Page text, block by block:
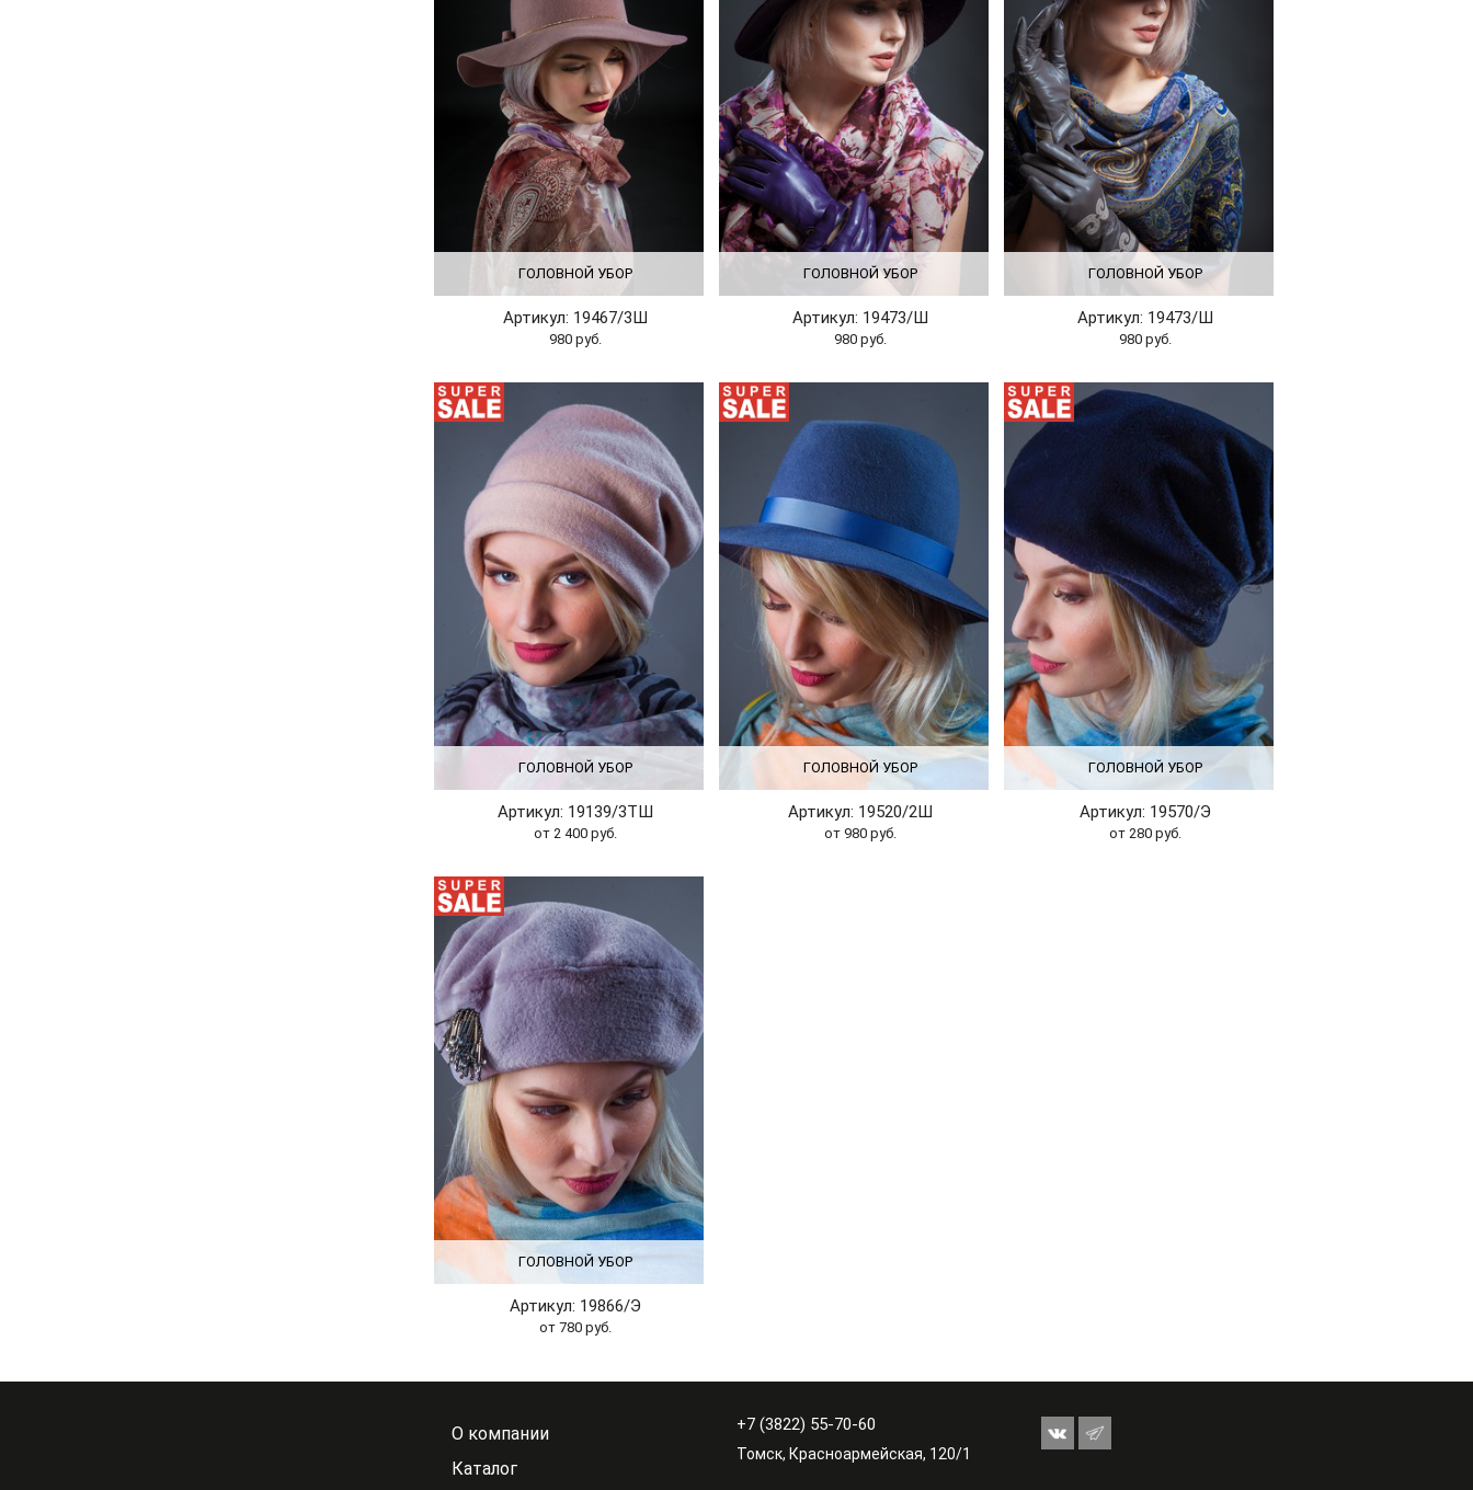
ГОЛОВНОЙ УБОР
Артикул: 19467/3Ш
980 руб.
ГОЛОВНОЙ УБОР
Артикул: 19473/Ш
980 руб.
ГОЛОВНОЙ УБОР
Артикул: 19473/Ш
980 руб.
ГОЛОВНОЙ УБОР
Артикул: 19139/3ТШ
от 2 400 руб.
ГОЛОВНОЙ УБОР
Артикул: 19520/2Ш
от 980 руб.
ГОЛОВНОЙ УБОР
Артикул: 19570/Э
от 280 руб.
ГОЛОВНОЙ УБОР
Артикул: 19866/Э
от 780 руб.
О компании
Каталог
+7 (3822) 55-70-60
Томск, Красноармейская, 120/1